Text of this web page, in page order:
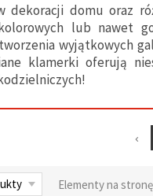
domu oraz
lub nawet
wyjątkowych
klamerki oferują
‹
Elementy na